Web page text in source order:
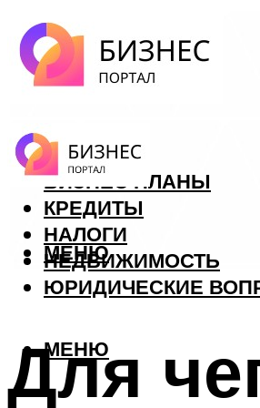
ФОРЕКС
БИЗНЕС ПЛАНЫ
КРЕДИТЫ
НАЛОГИ
НЕДВИЖИМОСТЬ
ЮРИДИЧЕСКИЕ
МЕНЮ
МЕНЮ
Для